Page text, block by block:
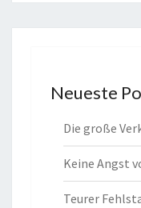
Neueste
Die große
Keine Angst
Teurer